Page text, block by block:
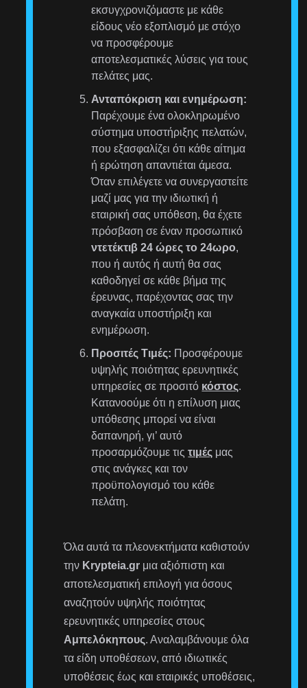
εκσυγχρονιζόμαστε με κάθε
είδους νέο εξοπλισμό με στόχο
να προσφέρουμε
αποτελεσματικές λύσεις για τους
πελάτες μας.
Ανταπόκριση και ενημέρωση:
Παρέχουμε ένα ολοκληρωμένο
σύστημα υποστήριξης πελατών,
που εξασφαλίζει ότι κάθε αίτημα
ή ερώτηση απαντιέται άμεσα.
Όταν επιλέγετε να συνεργαστείτε
μαζί μας για την ιδιωτική ή
εταιρική σας υπόθεση, θα έχετε
πρόσβαση σε έναν προσωπικό
ντετέκτιβ 24 ώρες το 24ωρο,
που ή αυτός ή αυτή θα σας
καθοδηγεί σε κάθε βήμα της
έρευνας, παρέχοντας σας την
αναγκαία υποστήριξη και
ενημέρωση.
Προσιτές Τιμές: Προσφέρουμε
υψηλής ποιότητας ερευνητικές
υπηρεσίες σε προσιτό κόστος.
Κατανοούμε ότι η επίλυση μιας
υπόθεσης μπορεί να είναι
δαπανηρή, γι’ αυτό
προσαρμόζουμε τιςτιμές μας
στις ανάγκες και τον
προϋπολογισμό του κάθε
πελάτη.
Όλα αυτά τα πλεονεκτήματα καθιστούν
την Krypteia.gr μια αξιόπιστη και
αποτελεσματική επιλογή για όσους
αναζητούν υψηλής ποιότητας
ερευνητικές υπηρεσίες στους
Αμπελόκηπους. Αναλαμβάνουμε όλα
τα είδη υποθέσεων, από ιδιωτικές
υποθέσεις έως και εταιρικές υποθέσεις,